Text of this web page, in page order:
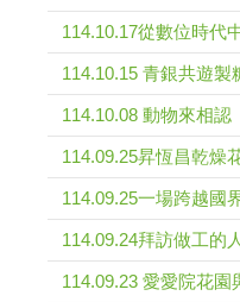
114.10.17從數位時代
114.10.15 青銀共遊製
114.10.08 動物來相認
114.09.25昇恆昌乾燥
114.09.25一場跨越國
114.09.24拜訪做工的
114.09.23 愛愛院花